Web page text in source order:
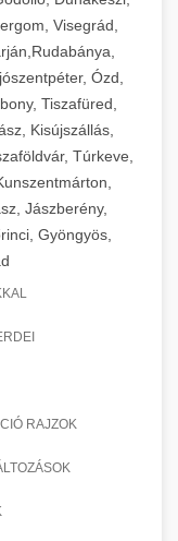
Visegrád,
Ózd,
Tiszafüred,
Kisújszállás,
Túrkeve,
Jászberény,
Gyöngyös,
RAJZOK